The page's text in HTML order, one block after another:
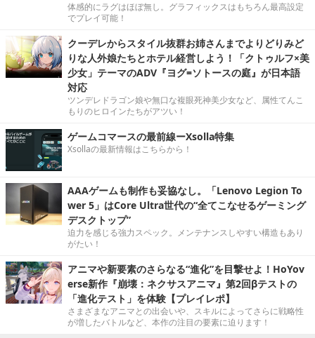
体感的にラグはほぼ無し。グラフィックスはもちろん最高設定
でプレイ可能！
クーデレからスタイル抜群お姉さんまでよりどりみど
りな人外娘たちとホテル経営しよう！「クトゥルフ×美
少女」テーマのADV『ヨグ=ソトースの庭』が日本語
対応
ツンデレドラゴン娘や無口な複眼死神美少女など、属性てんこ
もりのヒロインたちがアツい！
ゲームコマースの最前線ーXsolla特集
Xsollaの最新情報はこちらから！
AAAゲームも制作も妥協なし。「Lenovo Legion To
wer 5」はCore Ultra世代の“全てこなせるゲーミング
デスクトップ”
迫力を感じる強力スペック。メンテナンスしやすい構造もあり
がたい！
アニマや新要素のさらなる“進化”を目撃せよ！HoYov
erse新作『崩壊：ネクサスアニマ』第2回βテストの
「進化テスト」を体験【プレイレポ】
さまざまなアニマとの出会いや、スキルによってさらに戦略性
が増したバトルなど、本作の注目の要素に迫ります！